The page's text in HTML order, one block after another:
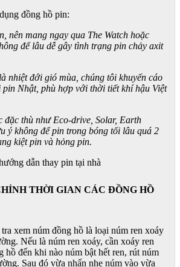
đồng hồ pin:
nên mang ngay qua The Watch hoặc
để lâu dễ gây tình trạng pin chảy axit
nhiệt đới gió mùa, chúng tôi khuyến cáo
pin Nhật, phù hợp với thời tiết khí hậu Việt
đặc thù như Eco-drive, Solar, Earth
ý không để pin trong bóng tối lâu quá 2
kiệt pin và hỏng pin.
THỜI GIAN CÁC ĐỒNG HỒ
xem núm đồng hồ là loại núm ren xoáy
Nếu là núm ren xoáy, cần xoáy ren
hồ đến khi nào núm bật hết ren, rút núm
Sau đó vừa nhấn nhẹ núm vào vừa